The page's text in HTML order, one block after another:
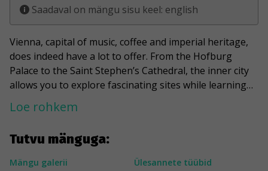
Tutvu mänguga:
Mängu galerii
Ülesannete tüübid
Saadaval on mängu sisu keel: english
Vienna, capital of music, coffee and imperial heritage,
does indeed have a lot to offer. From the Hofburg
Palace to the Saint Stephen’s Cathedral, the inner city
allows you to explore fascinating sites while learning
about Austrian culture and history.
through hidden paths, monumental squares and
imperial palaces.
Loe rohkem